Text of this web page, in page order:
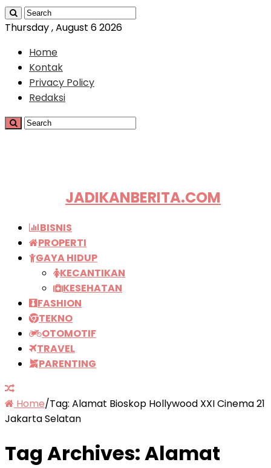
Thursday , August 6 2026
Home
Kontak
Privacy Policy
Redaksi
JADIKANBERITA.COM
BISNIS
PROPERTI
GAYA HIDUP
KECANTIKAN
KESEHATAN
FASHION
TEKNO
OTOMOTIF
TRAVEL
PARENTING
Home/Tag: Alamat Bioskop Hollywood XXI Cinema 21
Jakarta Selatan
Tag Archives:Alamat